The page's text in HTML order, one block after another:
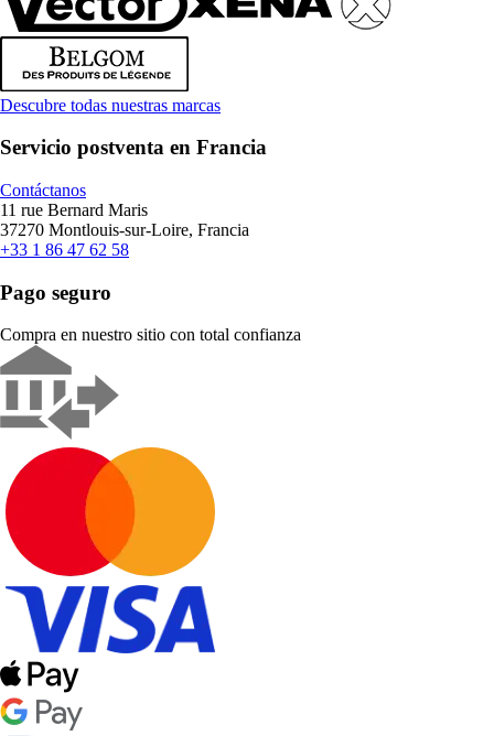
Descubre todas nuestras marcas
Servicio postventa en Francia
Contáctanos
11 rue Bernard Maris
37270 Montlouis-sur-Loire, Francia
+33 1 86 47 62 58
Pago seguro
Compra en nuestro sitio con total confianza